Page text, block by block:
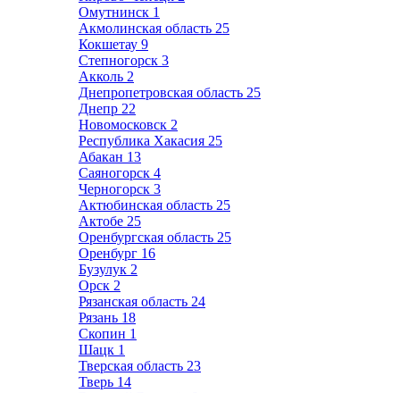
Омутнинск 1
Акмолинская область 25
Кокшетау 9
Степногорск 3
Акколь 2
Днепропетровская область 25
Днепр 22
Новомосковск 2
Республика Хакасия 25
Абакан 13
Саяногорск 4
Черногорск 3
Актюбинская область 25
Актобе 25
Оренбургская область 25
Оренбург 16
Бузулук 2
Орск 2
Рязанская область 24
Рязань 18
Скопин 1
Шацк 1
Тверская область 23
Тверь 14